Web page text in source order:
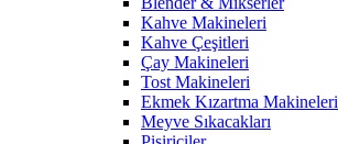
Kahve Makineleri
Kahve Çeşitleri
Çay Makineleri
Tost Makineleri
Ekmek Kızartma Makineleri
Meyve Sıkacakları